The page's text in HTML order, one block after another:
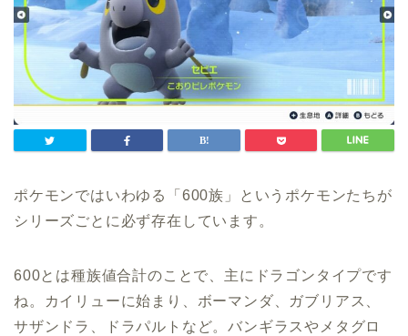
ポケモンではいわゆる「600族」というポケモンたちが
シリーズごとに必ず存在しています。
600とは種族値合計のことで、主にドラゴンタイプです
ね。カイリューに始まり、ボーマンダ、ガブリアス、
サザンドラ、ドラパルトなど。バンギラスやメタグロ